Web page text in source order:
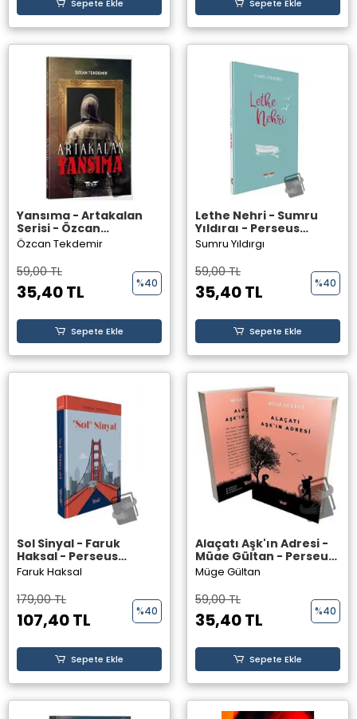
Sepete Ekle Sepete Ekle
Yansıma - Artakalan
Serisi - Özcan
Tekdemir - Perseus
Özcan Tekdemir
59,00 TL
35,40 TL %40
Sepete Ekle
Lethe Nehri - Sumru
Yıldırgı - Perseus
Yayınevi -
Sumru Yıldırgı
59,00 TL
35,40 TL %40
Sepete Ekle
Sol Sinyal - Faruk
Haksal - Perseus
Yayınevi -
Faruk Haksal
179,00 TL
107,40 TL %40
Sepete Ekle
Alaçatı Aşk'ın Adresi -
Müge Gültan - Perseus
Yayınevi -
Müge Gültan
59,00 TL
35,40 TL %40
Sepete Ekle